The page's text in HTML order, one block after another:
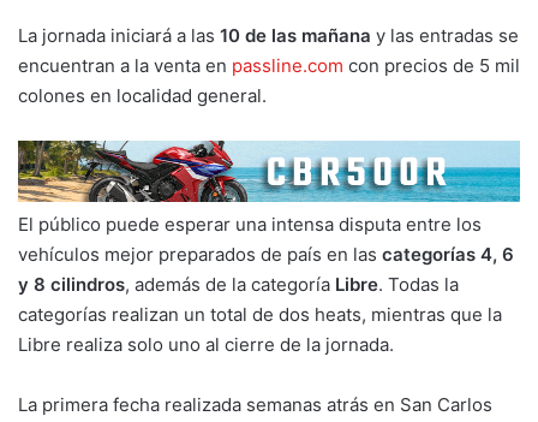
La jornada iniciará a las 10 de las mañana y las entradas se
encuentran a la venta en passline.com con precios de 5 mil
colones en localidad general.
El público puede esperar una intensa disputa entre los
vehículos mejor preparados de país en las categorías 4, 6
y 8 cilindros, además de la categoría Libre. Todas la
categorías realizan un total de dos heats, mientras que la
Libre realiza solo uno al cierre de la jornada.
La primera fecha realizada semanas atrás en San Carlos